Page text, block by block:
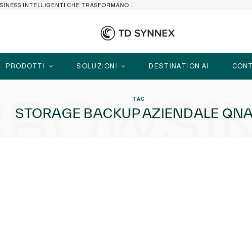
PRODOTTI SOLUZIONI DESTINATION AI
TAG
STORAGE BACKUP AZIENDALE